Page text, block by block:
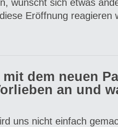
wünscht sich etwas
Eröffnung reagieren
mit dem neuen
an und
uns nicht einfach